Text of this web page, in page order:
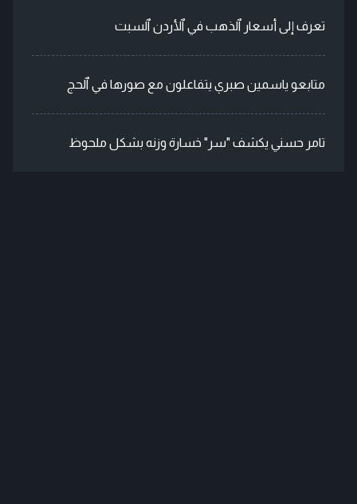
تعرف إلى أسعار ٱلذهب في ٱلأردن ٱلسبت
متابعو ياسمين صبري يتفاعلون مع صورها في ٱلحج
تامر حسني يكشف "سر" خسارة وزنه بشكل ملحوظ